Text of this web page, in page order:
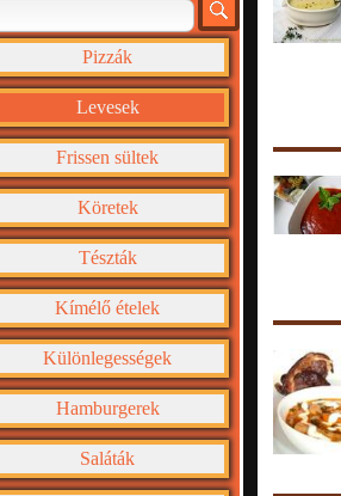
Pizzák
Levesek
Frissen sültek
Köretek
Tészták
Kímélő ételek
Különlegességek
Hamburgerek
Saláták